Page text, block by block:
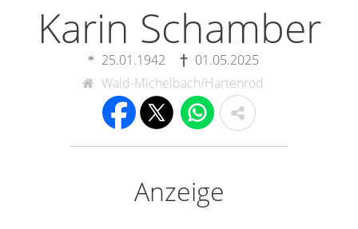
Karin Schamber
25.01.1942
01.05.2025
Wald-Michelbach/Hartenrod
Anzeige